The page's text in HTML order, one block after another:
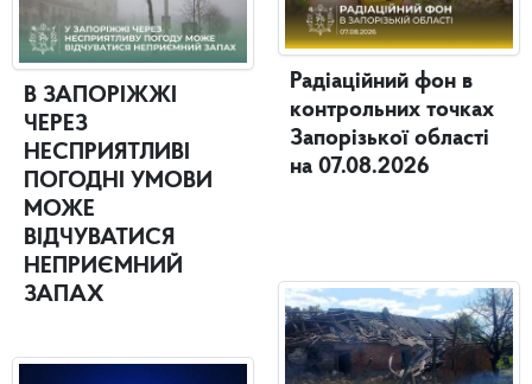
В ЗАПОРІЖЖІ
ЧЕРЕЗ
НЕСПРИЯТЛИВІ
ПОГОДНІ УМОВИ
МОЖЕ
ВІДЧУВАТИСЯ
НЕПРИЄМНИЙ
ЗАПАХ
Радіаційний фон в
контрольних точках
Запорізької області
на 07.08.2026